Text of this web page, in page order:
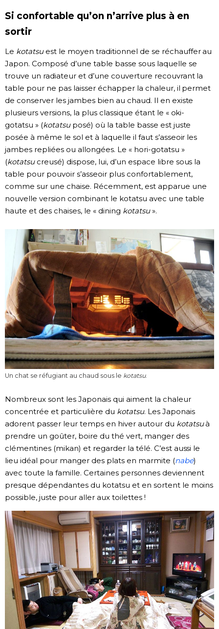
Personnages
Chroniques
Images
Vidéos
Si confortable qu’on n’arrive plus à en
sortir
Le kotatsuest le moyen traditionnel de se réchauffer au
Japon. Composé d’une table basse sous laquelle se
trouve un radiateur et d’une couverture recouvrant la
table pour ne pas laisser échapper la chaleur, il permet
de conserver les jambes bien au chaud. Il en existe
plusieurs versions, la plus classique étant le « oki-
gotatsu » (kotatsuposé) où la table basse est juste
posée à même le sol et à laquelle il faut s’asseoir les
jambes repliées ou allongées. Le « hori-gotatsu »
(kotatsucreusé) dispose, lui, d’un espace libre sous la
table pour pouvoir s’asseoir plus confortablement,
comme sur une chaise. Récemment, est apparue une
nouvelle version combinant le kotatsu avec une table
haute et des chaises, le « dining kotatsu».
Un chat se réfugiant au chaud sous le kotatsu.
Nombreux sont les Japonais qui aiment la chaleur
concentrée et particulière du kotatsu. Les Japonais
adorent passer leur temps en hiver autour du kotatsuà
prendre un goûter, boire du thé vert, manger des
clémentines (mikan) et regarder la télé. C’est aussi le
lieu idéal pour manger des plats en marmite (nabe)
avec toute la famille. Certaines personnes deviennent
presque dépendantes du kotatsu et en sortent le moins
possible, juste pour aller aux toilettes !